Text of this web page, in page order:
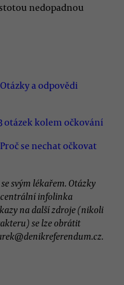
nedopadnou
Otázky a odpovědi
otázek kolem očkování
Proč se nechat očkovat
svým lékařem. Otázky
infolinka
na další zdroje (nikoli
se lze obrátit